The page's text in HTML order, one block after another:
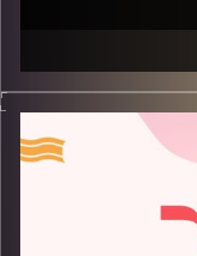
שיר חיימוב